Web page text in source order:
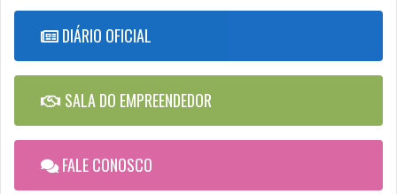
DIÁRIO OFICIAL
SALA DO EMPREENDEDOR
FALE CONOSCO